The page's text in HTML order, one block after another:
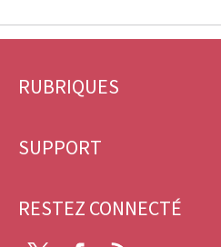
Pied
page
RUBRIQUES
SUPPORT
RESTEZ CONNECTÉ